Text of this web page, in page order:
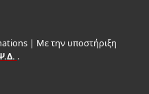
| Με την υποστήριξη
.